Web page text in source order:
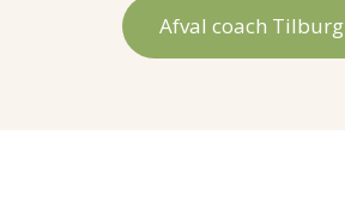
Afval coach Tilburg